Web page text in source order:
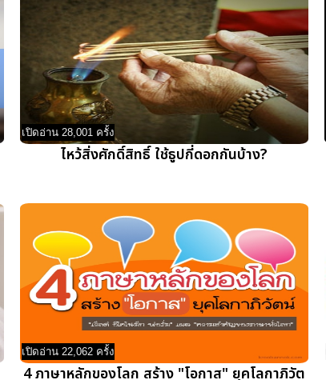
เปิดอ่าน 28,001 ครั้ง
ไหว้สิ่งศักดิ์สิทธิ์ ใช้ธูปกี่ดอกกันบ้าง?
เปิดอ่าน 22,062 ครั้ง
4 ภาษาหลักของโลก สร้าง "โอกาส" ยุคโลกาภิวัต